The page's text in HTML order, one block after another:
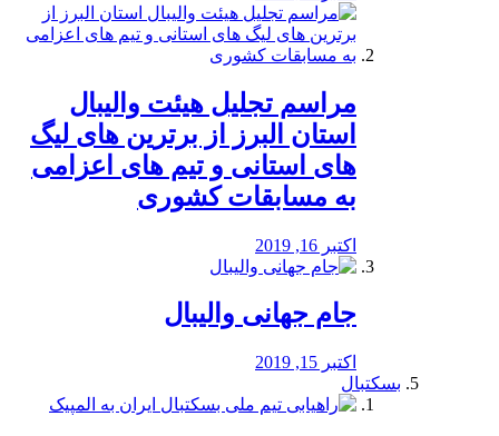
مراسم تجلیل هیئت والیبال
استان البرز از برترین های لیگ
های استانی و تیم های اعزامی
به مسابقات کشوری
اکتبر 16, 2019
جام جهانی والیبال
اکتبر 15, 2019
بسکتبال